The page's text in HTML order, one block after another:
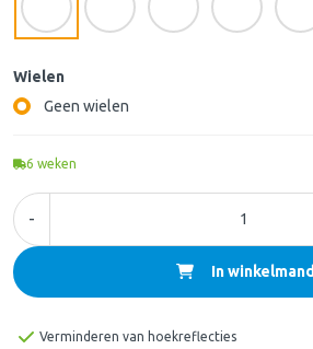
Wielen
Geen wielen
6 weken
-
In winkelmand
Verminderen van hoekreflecties